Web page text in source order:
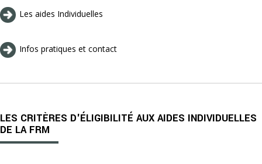
Les aides Individuelles
Infos pratiques et contact
LES CRITÈRES D'ÉLIGIBILITÉ AUX AIDES INDIVIDUELLES
DE LA FRM